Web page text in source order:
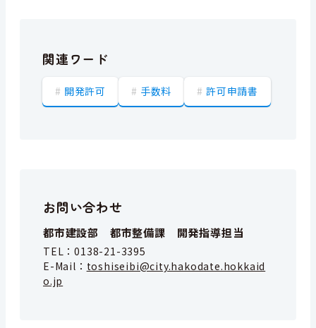
関連ワード
開発許可 手数料 許可申請書
お問い合わせ
都市建設部 都市整備課 開発指導担当
TEL：0138-21-3395
E-Mail： toshiseibi@city.hakodate.hokkaid
o.jp